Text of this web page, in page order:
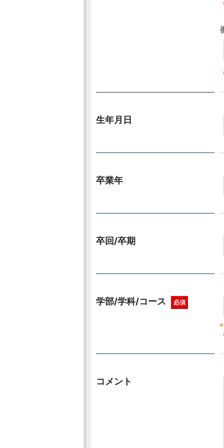
生年月日
卒業年
卒回/卒期
学部/学科/コース 必須
※
コメント